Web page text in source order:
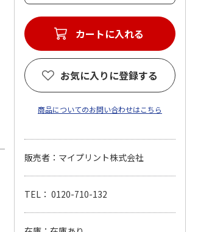
カートに入れる
お気に入りに登録する
商品についてのお問い合わせはこちら
販売者：マイプリント株式会社
TEL： 0120-710-132